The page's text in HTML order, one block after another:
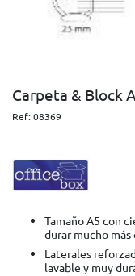
Carpeta & Block
Ref:08369
Tamaño A5 con
durar mucho más
Laterales
lavable y muy